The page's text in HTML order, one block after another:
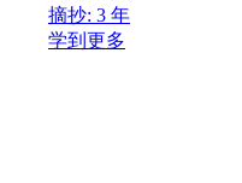
摘抄: 3 年
学到更多